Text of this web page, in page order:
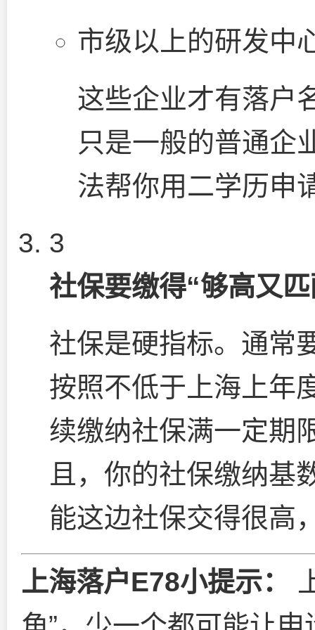
市级以上的研发中
这些企业才有落户
只是一般的普通企
法帮你用二学历申
3
社保要缴得“够高又
社保是硬指标。通常
按照不低于上海上年
续缴纳社保满一定期
且，你的社保缴纳基
能这边社保交得很高
上海落户E78小提示：